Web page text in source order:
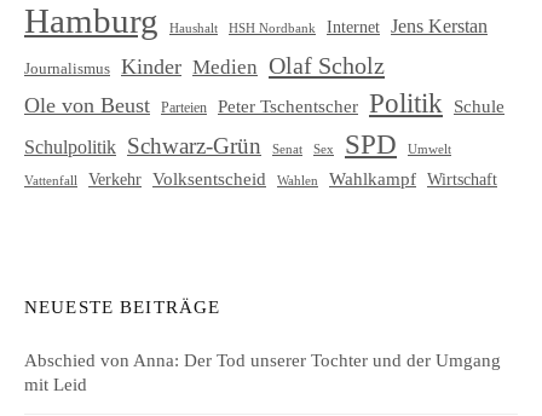
Hamburg Haushalt HSH Nordbank Internet Jens Kerstan
Journalismus Kinder Medien Olaf Scholz
Ole von Beust Parteien Peter Tschentscher Politik Schule
Schulpolitik Schwarz-Grün Senat Sex SPD Umwelt
Vattenfall Verkehr Volksentscheid Wahlen Wahlkampf Wirtschaft
NEUESTE BEITRÄGE
Abschied von Anna: Der Tod unserer Tochter und der Umgang
mit Leid